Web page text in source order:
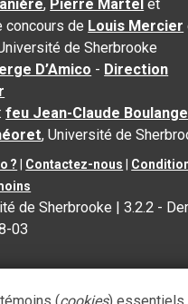
, Pierre Martel et
concours de Louis Mercier
de Sherbrooke
D’Amico - Direction
:feu Jean-Claude
, Université de
? | Contactez-nous |
de Sherbrooke |3.2.2 -
03